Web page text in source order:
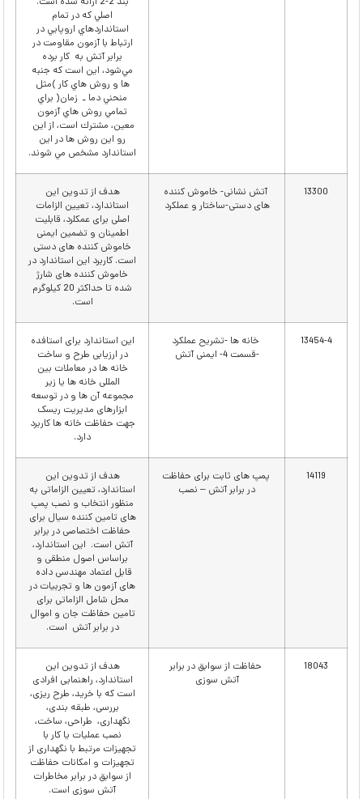
اﺻﻠﻲ ﻛﻪ در ﺗﻤﺎم
اﺳﺘﺎﻧﺪاردﻫﺎي اروﭘﺎﻳﻲ در
ارﺗﺒﺎط ﺑﺎ آزﻣﻮن ﻣﻘﺎوﻣﺖ در
ﺑﺮاﺑﺮ آﺗﺶ ﺑﻪ ﻛﺎر ﺑﺮده
ﻣﻲﺷﻮد، اﻳﻦ اﺳﺖ ﻛﻪ ﺟﻨﺒﻪ
ﻫﺎ و روش ﻫﺎي ﻛﺎر )ﻣﺜﻞ
ﻣﻨﺤﻨﻲ دﻣﺎ ـ زﻣﺎن( ﺑﺮاي
ﺗﻤﺎﻣﻲ روش ﻫﺎي آزﻣﻮن
ﻣﻌﻴﻦ، ﻣﺸﺘﺮك اﺳﺖ، از اﻳﻦ
رو اﻳﻦ روش ﻫﺎ در اﻳﻦ
اﺳﺘﺎﻧﺪارد ﻣﺸﺨﺺ ﻣﻲ ﺷﻮﻧﺪ.
13300
آتش نشانی- خاموش کننده
های دستی-ساختار و عملکرد
هدف از تدوین این
استاندارد، تعیین الزامات
اصلی برای عمکلرد، قابلیت
اطمینان و تضمین ایمنی
خاموش کننده های دستی
است. کاربرد این استاندارد در
خاموش کننده های شارژ
شده تا حداکثر 20 کیلوگرم
است.
13454-4
خانه ها -تشریح عملکرد
-قسمت 4- ایمنی آتش
این استاندارد برای استافده
در ارزیابی طرح و ساخت
خانه ها در معاملات بین
المللی خانه ها یا زیر
مجموعه آن ها و در توسعه
ابزارهای مدیریت ریسک
جهت حفاظت خانه ها کاربرد
دارد.
14119
پمپ های ثابت برای حفاظت
در برابر آتش – نصب
هدف از تدوین این
استاندارد، تعیین الزاماتی به
منظور انتخاب و نصب پمپ
های تامین کننده سیال برای
حفاظت اختصاصی در برابر
آتش است. این استاندارد،
براساس اصول منطقی و
قابل اعتماد مهندسی داده
های آزمون ها و تجربیات در
محل شامل الزاماتی برای
تامین حفاظت جان و اموال
در برابر آتش است.
18043
حفاظت از سوابق در برابر
آتش سوزی
هدف از تدوین این
استاندارد، راهنمایی افرادی
است که با خرید، طرح ریزی،
بررسی، طبقه بندی،
نگهداری، طراحی، ساخت،
نصب عملیات یا کار با
تجهیزات مرتبط با نگهداری از
تجهیزات و امکانات حفاظت
از سوابق در برابر مخاطرات
آتش سوزی است.